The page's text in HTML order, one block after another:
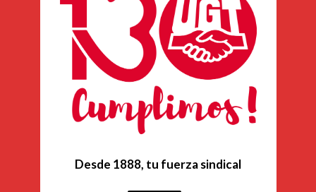
Desde 1888, tu fuerza sindical